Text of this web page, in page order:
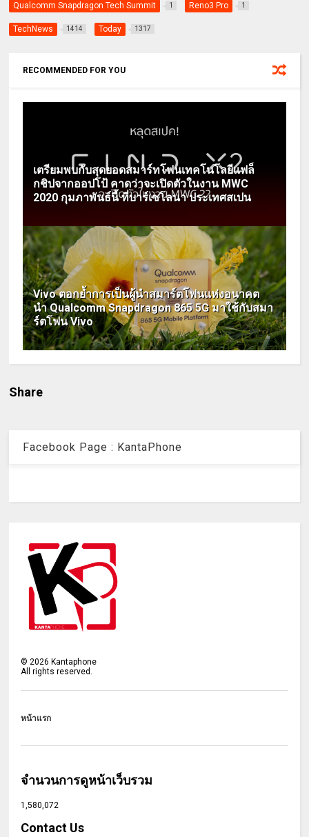
Qualcomm Snapdragon Tech Summit 1 Reno3 Pro 1
TechNews 1414 Today 1317
RECOMMENDED FOR YOU
เตรียมพบกับสุดยอดสมาร์ทโฟนเทคโนโลยี​แฟล็
กชิปจากออปโป้​ คาดว่าจะเปิดตัวในงาน MWC
2020 กุมภาพันธ์​นี้​ ที่บาร์เซโลนา ประเทศสเปน
Vivo ตอกย้ำการเป็นผู้นำสมาร์ตโฟนแห่งอนาคต
นำ Qualcomm Snapdragon 865 5G มาใช้กับสมา
ร์ตโฟน Vivo
Share
Facebook Page : KantaPhone
©2026 Kantaphone
All rights reserved.
หน้าแรก
จำนวนการดูหน้าเว็บรวม
1,580,072
Contact Us